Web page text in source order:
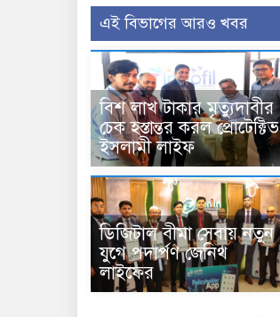
এই বিভাগের আরও খবর
বিশ লাখ টাকার মৃত্যুদাবীর
চেক হস্তান্তর করল প্রোটেক্টিভ
ইসলামী লাইফ
ডিজিটাল বীমা সেবায় নতুন
যুগে পদার্পণ জেনিথ
লাইফের